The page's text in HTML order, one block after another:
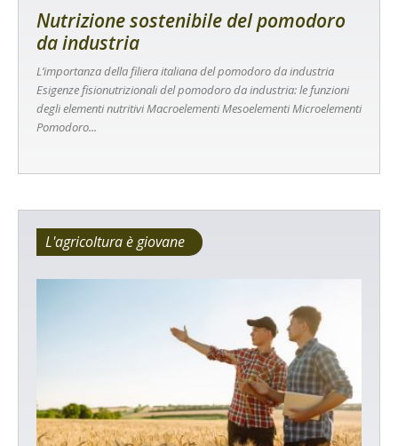
Nutrizione sostenibile del pomodoro
da industria
L’importanza della filiera italiana del pomodoro da industria
Esigenze fisionutrizionali del pomodoro da industria: le funzioni
degli elementi nutritivi Macroelementi Mesoelementi Microelementi
Pomodoro...
L'agricoltura è giovane